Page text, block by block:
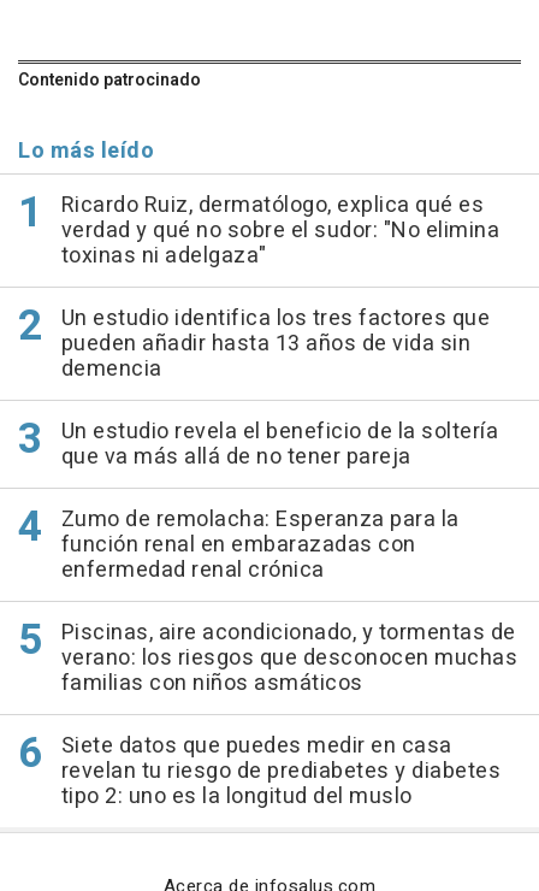
Contenido patrocinado
Lo más leído
Ricardo Ruiz, dermatólogo, explica qué es
verdad y qué no sobre el sudor: "No elimina
toxinas ni adelgaza"
Un estudio identifica los tres factores que
pueden añadir hasta 13 años de vida sin
demencia
Un estudio revela el beneficio de la soltería
que va más allá de no tener pareja
Zumo de remolacha: Esperanza para la
función renal en embarazadas con
enfermedad renal crónica
Piscinas, aire acondicionado, y tormentas de
verano: los riesgos que desconocen muchas
familias con niños asmáticos
Siete datos que puedes medir en casa
revelan tu riesgo de prediabetes y diabetes
tipo 2: uno es la longitud del muslo